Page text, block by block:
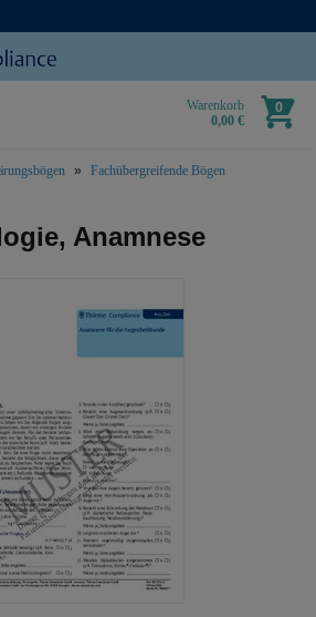
Warenkorb
0,00 €
0
Fachübergreifende Bögen
Anamnese